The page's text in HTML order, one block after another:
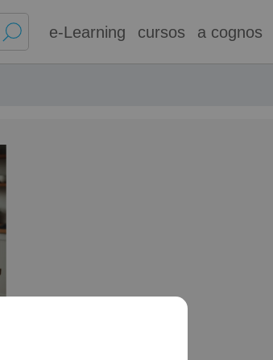
e-Learning cursos a cognos